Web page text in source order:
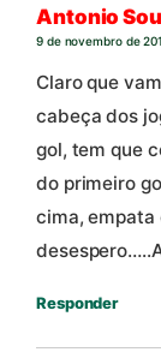
Antonio
9 de novembro de
Claro que
cabeça dos
gol, tem que
do primeiro
cima, empata
Responder